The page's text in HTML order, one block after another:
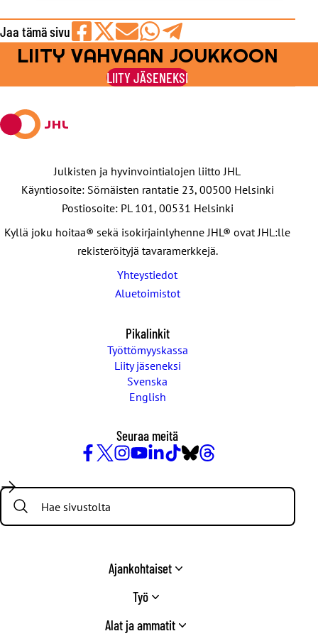
Jaa tämä sivu
Jaa
Facebookissa
Jaa
viestipalvelu
X:ssä
Jaa
sähköpostilla
Jaa
WhatsAppilla
Jaa
Telegramilla
LIITY VAHVAAN JOUKKOON
LIITY JÄSENEKSI
Julkisten ja hyvinvointialojen liitto JHL
Käyntiosoite: Sörnäisten rantatie 23, 00500 Helsinki
Postiosoite: PL 101, 00531 Helsinki
Kyllä joku hoitaa® sekä isokirjainlyhenne JHL® ovat JHL:lle
rekisteröityjä tavaramerkkejä.
Yhteystiedot
Aluetoimistot
Pikalinkit
Työttömyyskassa
Liity jäseneksi
Svenska
English
Seuraa meitä
/
Twitter
Search:
Ajankohtaiset
Työ
Alat ja ammatit